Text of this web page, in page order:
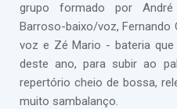
grupo formado por André
Barroso-baixo/voz, Fernando
voz e Zé Mario - bateria
deste ano, para subir ao
repertório cheio de bossa,
muito sambalanço.